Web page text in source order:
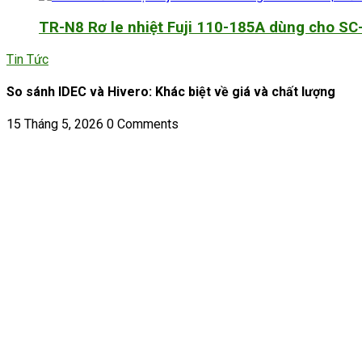
TR-N8 Rơ le nhiệt Fuji 110-185A dùng cho
Tin Tức
So sánh IDEC và Hivero: Khác biệt về giá và chất lượng
15 Tháng 5, 2026 0 Comments